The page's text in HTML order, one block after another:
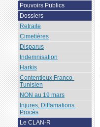
Pouvoirs Publics
Dossiers
Retraite
Cimetières
Disparus
Indemnisation
Harkis
Contentieux Franco-
Tunisien
NON au 19 mars
Injures, Diffamations.
Procès
Le CLAN-R